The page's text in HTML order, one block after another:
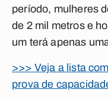
período, mulheres
de 2 mil metros e
um terá apenas
>>> Veja a lista
prova de